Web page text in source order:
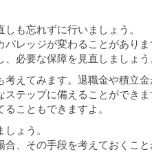
も忘れずに行いましょう。
レッジが変わることがあり
、必要な保障を見直しましょう
考えてみます。退職金や積立
テップに備えることができ
こともできますよ。
ょう。
、その手段を考えておくこ